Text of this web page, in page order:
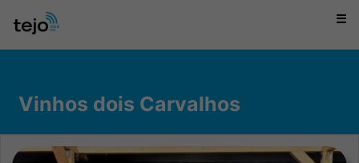
☰
Vinhos dois Carvalhos